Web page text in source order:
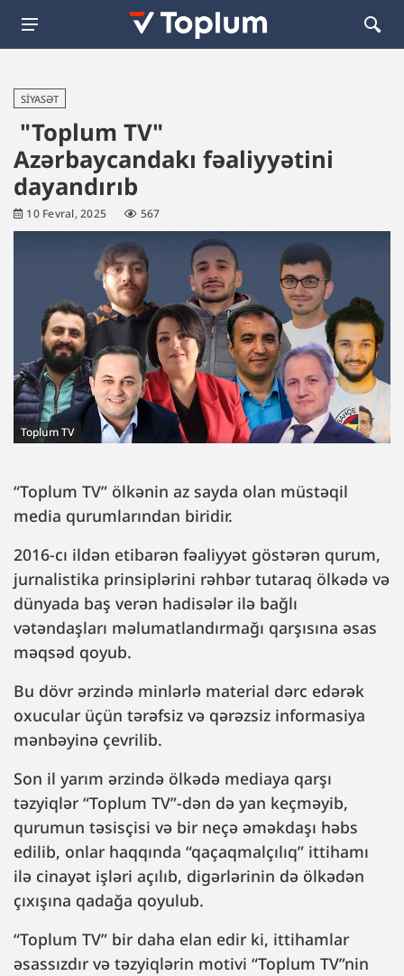
SIYASƏT
"Toplum TV"
Azərbaycandakı fəaliyyətini
dayandırıb
10 Fevral, 2025 567
Toplum TV
“Toplum TV” ölkənin az sayda olan müstəqil
media qurumlarından biridir.
2016-cı ildən etibarən fəaliyyət göstərən qurum,
jurnalistika prinsiplərini rəhbər tutaraq ölkədə və
dünyada baş verən hadisələr ilə bağlı
vətəndaşları məlumatlandırmağı qarşısına əsas
məqsəd qoyub.
Bu dövr ərzində minlərlə material dərc edərək
oxucular üçün tərəfsiz və qərəzsiz informasiya
mənbəyinə çevrilib.
Son il yarım ərzində ölkədə mediaya qarşı
təzyiqlər “Toplum TV”-dən də yan keçməyib,
qurumun təsisçisi və bir neçə əməkdaşı həbs
edilib, onlar haqqında “qaçaqmalçılıq” ittihamı
ilə cinayət işləri açılıb, digərlərinin də ölkədən
çıxışına qadağa qoyulub.
“Toplum TV” bir daha elan edir ki, ittihamlar
əsassızdır və təzyiqlərin motivi “Toplum TV”nin